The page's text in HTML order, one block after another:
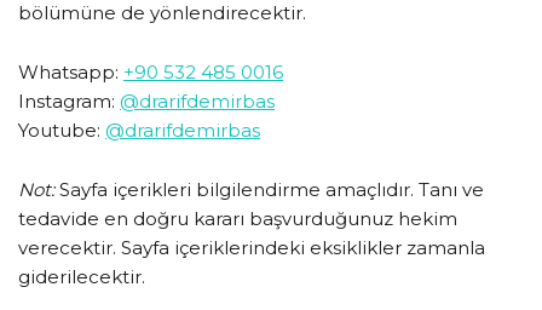
bölümüne de yönlendirecektir.
Whatsapp: +90 532 485 0016
Instagram: @drarifdemirbas
Youtube: @drarifdemirbas
Not:Sayfa içerikleri bilgilendirme amaçlıdır. Tanı ve
tedavide en doğru kararı başvurduğunuz hekim
verecektir. Sayfa içeriklerindeki eksiklikler zamanla
giderilecektir.